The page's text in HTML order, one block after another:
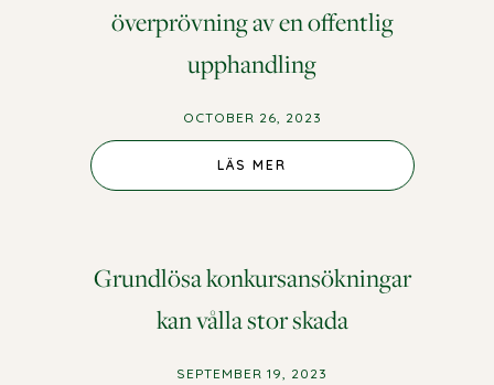
överprövning av en offentlig
upphandling
OCTOBER 26, 2023
LÄS MER
Grundlösa konkursansökningar
kan vålla stor skada
SEPTEMBER 19, 2023